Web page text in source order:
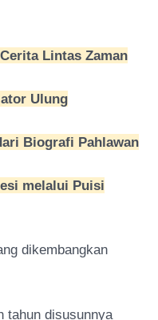
Lintas Zaman
Ulung
Biografi Pahlawan
melalui Puisi
dikembangkan
tahun disusunnya